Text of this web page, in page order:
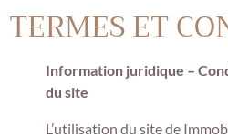
TERMES ET
Information juridique –
du site
L’utilisation du site de